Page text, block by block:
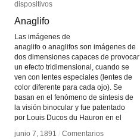
dispositivos
Anaglifo
Las imágenes de
anaglifo o anaglifos son imágenes de
dos dimensiones capaces de provocar
un efecto tridimensional, cuando se
ven con lentes especiales (lentes de
color diferente para cada ojo). Se
basan en el fenómeno de síntesis de
la visión binocular y fue patentado
por Louis Ducos du Hauron en el
junio 7, 1891 / Comentarios
dispositivos
Anaglifo
junio 7, 1891 / Comentarios